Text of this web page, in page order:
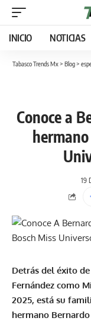
INICIO NOTICIAS
Tabasco Trends Mx> Blog>
Conoce a
19
Detrás del éxito
Fernández como
2025, está su
hermano